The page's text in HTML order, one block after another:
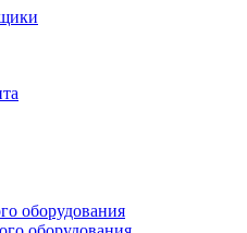
оборудования